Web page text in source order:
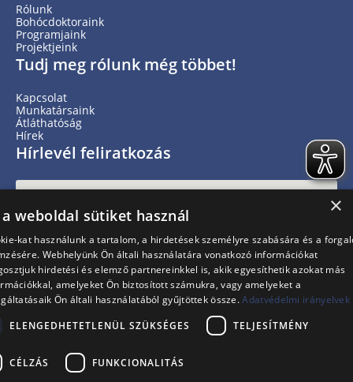
Rólunk
Bohócdoktoraink
Programjaink
Projektjeink
Tudj meg rólunk még többet!
Kapcsolat
Munkatársaink
Átláthatóság
Hírek
Hírlevél feliratkozás
IRATKOZZ FEL
×
a weboldal sütiket használ
kat használunk a tartalom, a hirdetések személyre szabására és a
Webhelyünk Ön általi használatára vonatkozó információkat
hirdetési és elemző partnereinkkel is, akik egyesíthetik azokat más
amelyeket Ön biztosított számukra, vagy amelyeket a
Ön általi használatából gyűjtöttek össze.Adatvédelmi irányelvek
ELENGEDHETETLENÜL SZÜKSÉGES
TELJESÍTMÉNY
CÉLZÁS FUNKCIONALITÁS